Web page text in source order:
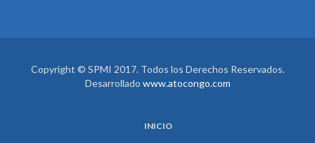
Copyright © SPMI 2017. Todos los Derechos Reservados.
Desarrollado www.atocongo.com
INICIO